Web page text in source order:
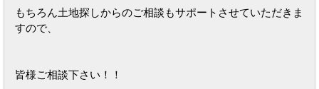
もちろん土地探しからのご相談もサポートさせていただきま
すので、
皆様ご相談下さい！！